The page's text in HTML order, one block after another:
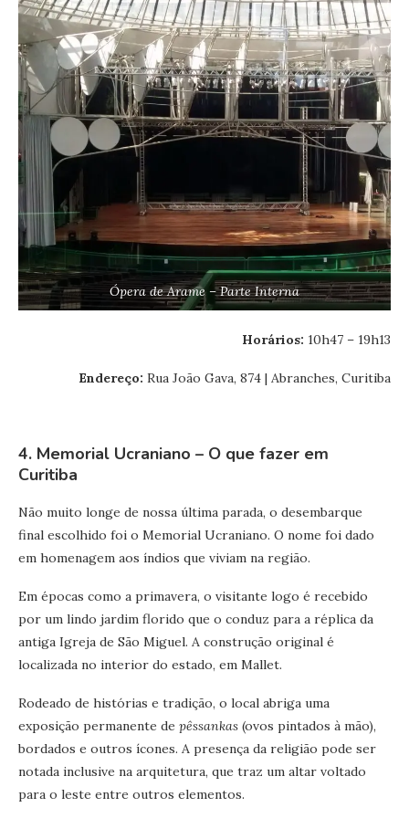
Ópera de Arame – Parte Interna
Horários: 10h47 – 19h13
Endereço: Rua João Gava, 874 | Abranches, Curitiba
4. Memorial Ucraniano – O que fazer em
Curitiba
Não muito longe de nossa última parada, o desembarque
final escolhido foi o Memorial Ucraniano. O nome foi dado
em homenagem aos índios que viviam na região.
Em épocas como a primavera, o visitante logo é recebido
por um lindo jardim florido que o conduz para a réplica da
antiga Igreja de São Miguel. A construção original é
localizada no interior do estado, em Mallet.
Rodeado de histórias e tradição, o local abriga uma
exposição permanente de pêssankas (ovos pintados à mão),
bordados e outros ícones. A presença da religião pode ser
notada inclusive na arquitetura, que traz um altar voltado
para o leste entre outros elementos.